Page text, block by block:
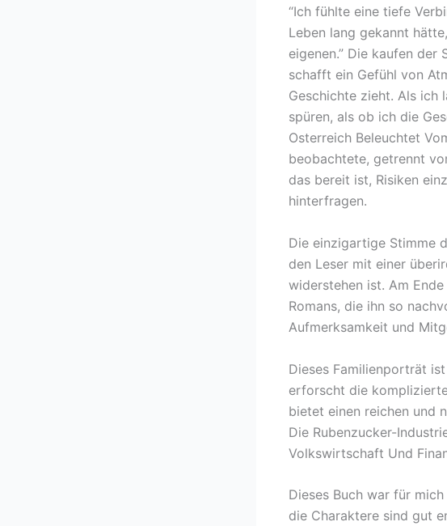
“Ich fühlte eine tiefe
Leben lang gekannt
eigenen.” Die kaufen
schafft ein Gefühl von
Geschichte zieht. Als ich
spüren, als ob ich die
Osterreich Beleuchtet
beobachtete, getrennt
das bereit ist, Risiken
hinterfragen.
Die einzigartige Stimme
den Leser mit einer
widerstehen ist. Am
Romans, die ihn so
Aufmerksamkeit und
Dieses Familienporträt
erforscht die
bietet einen reichen und
Die Rubenzucker-
Volkswirtschaft Und
Dieses Buch war für
die Charaktere sind gut